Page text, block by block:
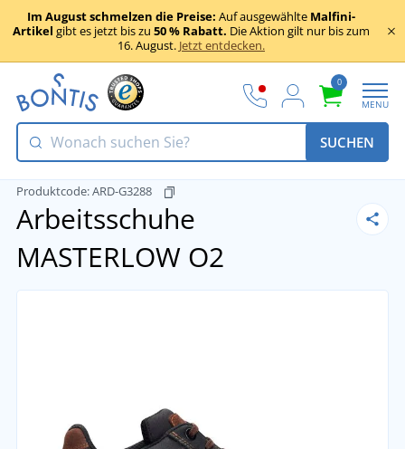
Im August schmelzen die Preise: Auf ausgewählte Malfini-
Artikel gibt es jetzt bis zu 50 % Rabatt. Die Aktion gilt nur bis zum
16. August. Jetzt entdecken.
0
MENU
SUCHEN
Produktcode:ARD-G3288
Arbeitsschuhe
MASTERLOW O2